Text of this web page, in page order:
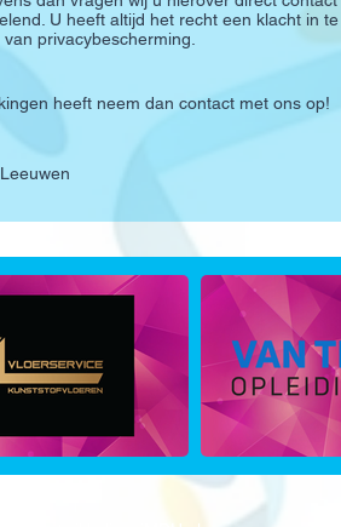
U heeft altijd het recht een klacht in
privacybescherming.
heeft neem dan contact met ons op!